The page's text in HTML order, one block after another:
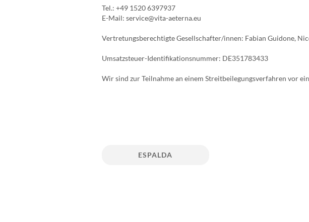
Tel.: +49 1520 6397937
E-Mail: service@vita-aeterna.eu
Vertretungsberechtigte Gesellschafter/innen: Fabian Guidone,
Umsatzsteuer-Identifikationsnummer: DE351783433
Wir sind zur Teilnahme an einem Streitbeilegungsverfahren vor
ESPALDA